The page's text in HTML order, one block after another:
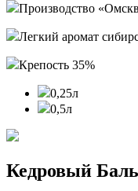
Производство
Легкий аромат
Крепость 35%
0,25л
0,5л
Кедровый